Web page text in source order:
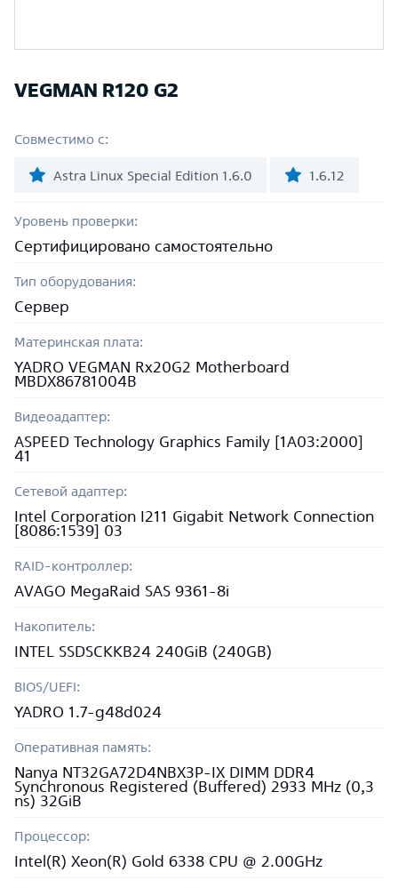
VEGMAN R120 G2
Совместимо с:
Astra Linux Special Edition 1.6.0 1.6.12
Уровень проверки:
Сертифицировано самостоятельно
Тип оборудования:
Сервер
Материнская плата:
YADRO VEGMAN Rx20G2 Motherboard
MBDX86781004B
Видеоадаптер:
ASPEED Technology Graphics Family [1A03:2000]
41
Сетевой адаптер:
Intel Corporation I211 Gigabit Network Connection
[8086:1539] 03
RAID-контроллер:
AVAGO MegaRaid SAS 9361-8i
Накопитель:
INTEL SSDSCKKB24 240GiB (240GB)
BIOS/UEFI:
YADRO 1.7-g48d024
Оперативная память:
Nanya NT32GA72D4NBX3P-IX DIMM DDR4
Synchronous Registered (Buffered) 2933 MHz (0,3
ns) 32GiB
Процессор:
Intel(R) Xeon(R) Gold 6338 CPU @ 2.00GHz